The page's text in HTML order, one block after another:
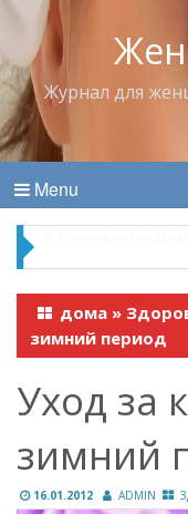
Журнал для
Menu
дома »
зимний период
Уход за
зимний
16.01.2012 ADMIN